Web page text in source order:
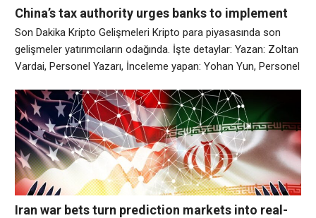
China’s tax authority urges banks to implement
blockchain for lending services | Kripto Haberleri
Son Dakika Kripto Gelişmeleri Kripto para piyasasında son
gelişmeler yatırımcıların odağında. İşte detaylar: Yazan: Zoltan
Vardai, Personel Yazarı, İnceleme yapan: Yohan Yun, Personel
blockchain’i uygulamaya çağırıyor 52 dakika önceÇin’in önde
gelen vergi ve mali otoriteleri, bankaları, kredi imkanlarını ve
veri şeffaflığını desteklemek için blockchain teknolojisini
kullanmaya çağırıyor.
Iran war bets turn prediction markets into real-